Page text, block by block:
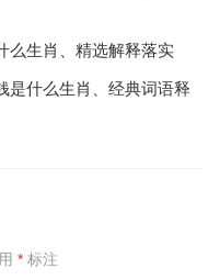
么生肖、精选解释落实
是什么生肖、经典词语释
*标注